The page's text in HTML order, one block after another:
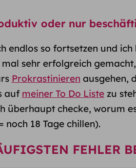
oder nur
endlos so fortsetzen und
sehr erfolgreich
Prokrastinieren ausgehen,
auf meiner To Do Listezu
überhaupt checke, worum
noch 18 Tage chillen).
FEHLER